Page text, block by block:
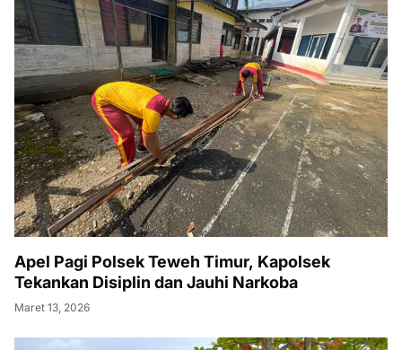
Apel Pagi Polsek Teweh Timur, Kapolsek
Tekankan Disiplin dan Jauhi Narkoba
Maret 13, 2026